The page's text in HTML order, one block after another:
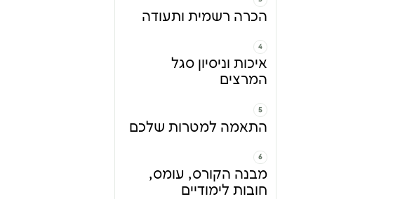
הכרה רשמית ותעודה
איכות וניסיון סגל
המרצים
התאמה למטרות שלכם
מבנה הקורס, עומס,
חובות לימודיים